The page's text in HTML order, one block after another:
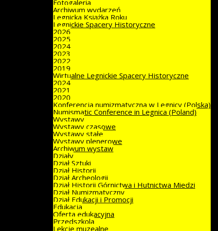
Fotogaleria
Archiwum wydarzeń
Legnicka Książka Roku
Legnickie Spacery Historyczne
2026
2025
2024
2023
2022
2019
Wirtualne Legnickie Spacery Historyczne
2024
2021
2020
Konferencja numizmatyczna w Legnicy (Polska)
Numismatic Conference in Legnica (Poland)
Wystawy
Wystawy czasowe
Wystawy stałe
Wystawy plenerowe
Archiwum wystaw
Działy
Dział Sztuki
Dział Historii
Dział Archeologii
Dział Historii Górnictwa i Hutnictwa Miedzi
Dział Numizmatyczny
Dział Edukacji i Promocji
Edukacja
Oferta edukacyjna
Przedszkola
Lekcje muzealne